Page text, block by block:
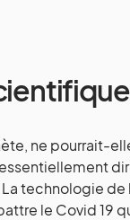
ne pourrait-
technologie
le Covid 19